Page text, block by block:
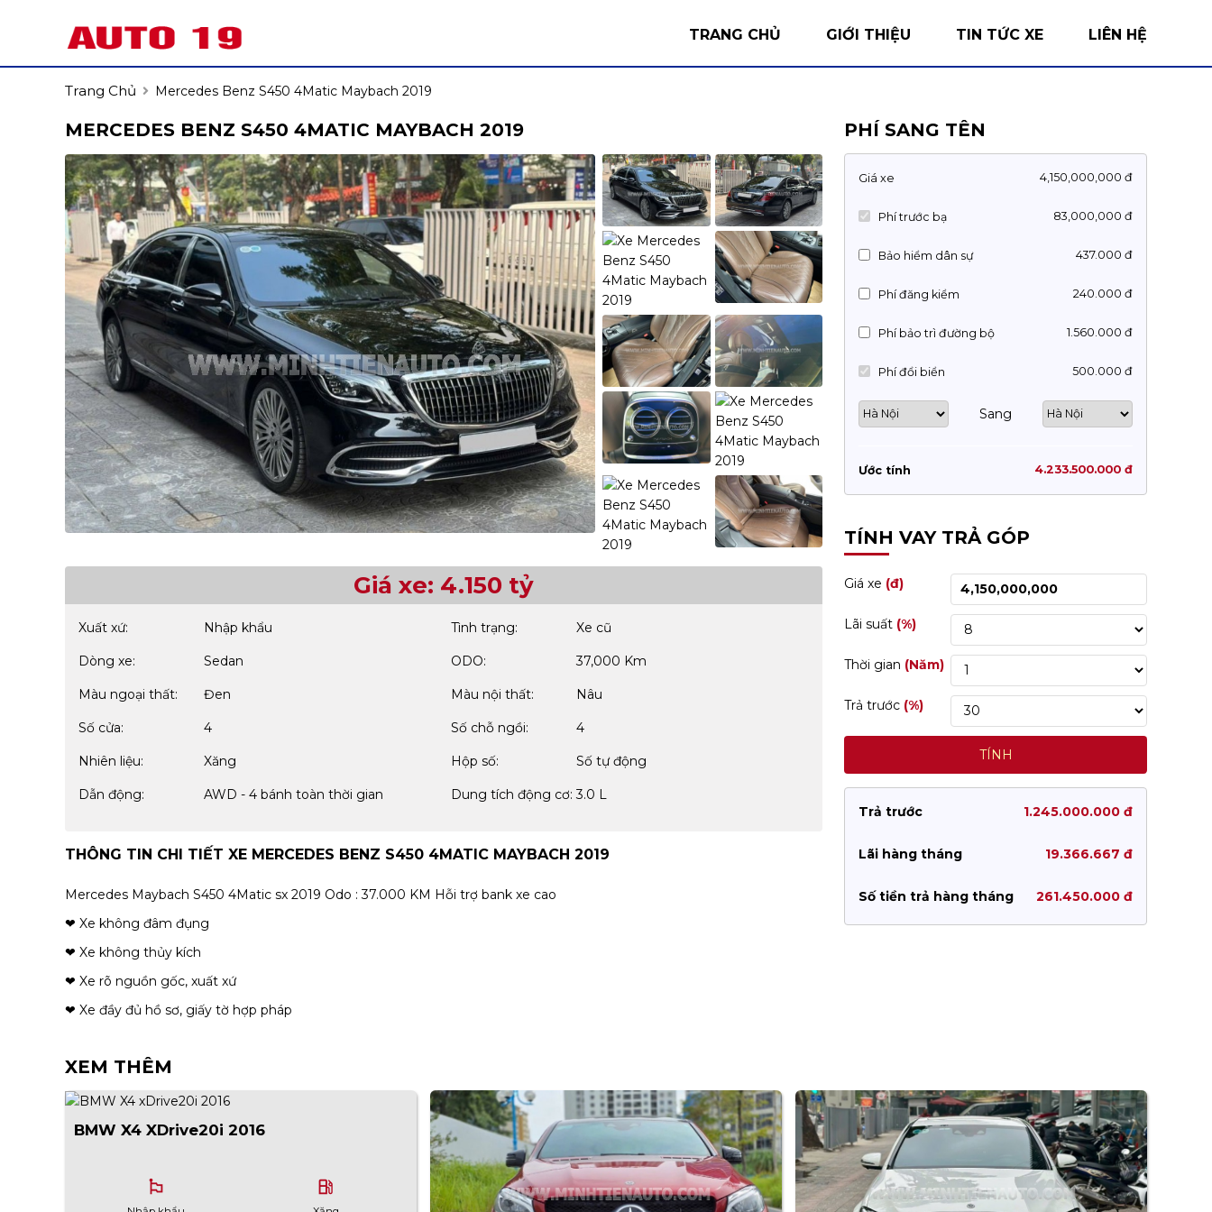
TRANG CHỦ GIỚI THIỆU TIN TỨC XE LIÊN HỆ
Trang Chủ Mercedes Benz S450 4Matic Maybach 2019
MERCEDES BENZ S450 4MATIC MAYBACH 2019
Giá xe: 4.150 tỷ
Xuất xứ: Nhập khẩu Tình trạng: Xe cũ
Dòng xe: Sedan ODO: 37,000 Km
Màu ngoại thất: Đen Màu nội thất: Nâu
Số cửa: 4 Số chỗ ngồi: 4
Nhiên liệu: Xăng Hộp số: Số tự động
Dẫn động: AWD - 4 bánh toàn thời gian Dung tích động cơ: 3.0 L
THÔNG TIN CHI TIẾT XE MERCEDES BENZ S450 4MATIC MAYBACH 2019
Mercedes Maybach S450 4Matic sx 2019 Odo : 37.000 KM Hỗi trợ bank xe cao
❤ Xe không đâm đụng
❤ Xe không thủy kích
❤ Xe rõ nguồn gốc, xuất xứ
❤ Xe đầy đủ hồ sơ, giấy tờ hợp pháp
PHÍ SANG TÊN
Giá xe 4,150,000,000 đ
Phí trước bạ 83,000,000 đ
Bảo hiểm dân sự 437.000 đ
Phí đăng kiểm 240.000 đ
Phí bảo trì đường bộ 1.560.000 đ
Phí đổi biển 500.000 đ
Sang
Ước tính 4.233.500.000 đ
TÍNH VAY TRẢ GÓP
Giá xe (đ)
Lãi suất (%)
Thời gian (Năm)
Trả trước (%)
TÍNH
Trả trước 1.245.000.000 đ
Lãi hàng tháng 19.366.667 đ
Số tiền trả hàng tháng 261.450.000 đ
XEM THÊM
BMW X4 XDrive20i 2016
emoji_flags local_gas_station